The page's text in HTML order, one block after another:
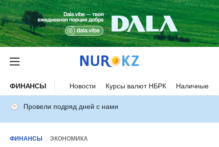
ФИНАНСЫ Новости Курсы валют НБРК Наличные
Провели подряд дней с нами
ФИНАНСЫ ЭКОНОМИКА